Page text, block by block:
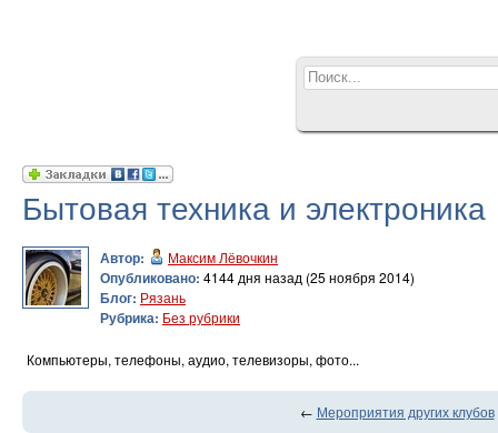
Бытовая техника и электроника
Автор: Максим Лёвочкин
Опубликовано: 4144 дня назад (25 ноября 2014)
Блог: Рязань
Рубрика: Без рубрики
Компьютеры, телефоны, аудио, телевизоры, фото...
← Мероприятия других клубов